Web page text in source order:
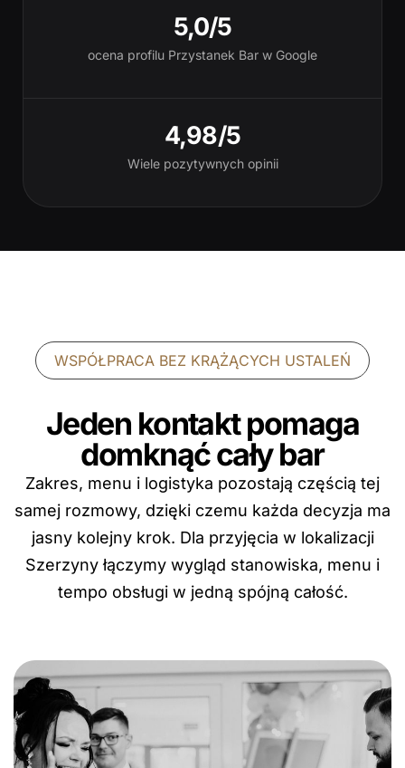
5,0/5
ocena profilu Przystanek Bar w Google
4,98/5
Wiele pozytywnych opinii
WSPÓŁPRACA BEZ KRĄŻĄCYCH USTALEŃ
Jeden kontakt pomaga
domknąć cały bar
Zakres, menu i logistyka pozostają częścią tej
samej rozmowy, dzięki czemu każda decyzja ma
jasny kolejny krok. Dla przyjęcia w lokalizacji
Szerzyny łączymy wygląd stanowiska, menu i
tempo obsługi w jedną spójną całość.